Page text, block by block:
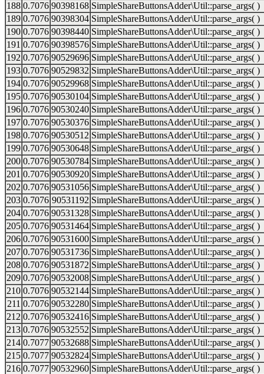
188 0.7076 90398168 SimpleShareButtonsAdder\Util::parse_args( )
189 0.7076 90398304 SimpleShareButtonsAdder\Util::parse_args( )
190 0.7076 90398440 SimpleShareButtonsAdder\Util::parse_args( )
191 0.7076 90398576 SimpleShareButtonsAdder\Util::parse_args( )
192 0.7076 90529696 SimpleShareButtonsAdder\Util::parse_args( )
193 0.7076 90529832 SimpleShareButtonsAdder\Util::parse_args( )
194 0.7076 90529968 SimpleShareButtonsAdder\Util::parse_args( )
195 0.7076 90530104 SimpleShareButtonsAdder\Util::parse_args( )
196 0.7076 90530240 SimpleShareButtonsAdder\Util::parse_args( )
197 0.7076 90530376 SimpleShareButtonsAdder\Util::parse_args( )
198 0.7076 90530512 SimpleShareButtonsAdder\Util::parse_args( )
199 0.7076 90530648 SimpleShareButtonsAdder\Util::parse_args( )
200 0.7076 90530784 SimpleShareButtonsAdder\Util::parse_args( )
201 0.7076 90530920 SimpleShareButtonsAdder\Util::parse_args( )
202 0.7076 90531056 SimpleShareButtonsAdder\Util::parse_args( )
203 0.7076 90531192 SimpleShareButtonsAdder\Util::parse_args( )
204 0.7076 90531328 SimpleShareButtonsAdder\Util::parse_args( )
205 0.7076 90531464 SimpleShareButtonsAdder\Util::parse_args( )
206 0.7076 90531600 SimpleShareButtonsAdder\Util::parse_args( )
207 0.7076 90531736 SimpleShareButtonsAdder\Util::parse_args( )
208 0.7076 90531872 SimpleShareButtonsAdder\Util::parse_args( )
209 0.7076 90532008 SimpleShareButtonsAdder\Util::parse_args( )
210 0.7076 90532144 SimpleShareButtonsAdder\Util::parse_args( )
211 0.7076 90532280 SimpleShareButtonsAdder\Util::parse_args( )
212 0.7076 90532416 SimpleShareButtonsAdder\Util::parse_args( )
213 0.7076 90532552 SimpleShareButtonsAdder\Util::parse_args( )
214 0.7077 90532688 SimpleShareButtonsAdder\Util::parse_args( )
215 0.7077 90532824 SimpleShareButtonsAdder\Util::parse_args( )
216 0.7077 90532960 SimpleShareButtonsAdder\Util::parse_args( )